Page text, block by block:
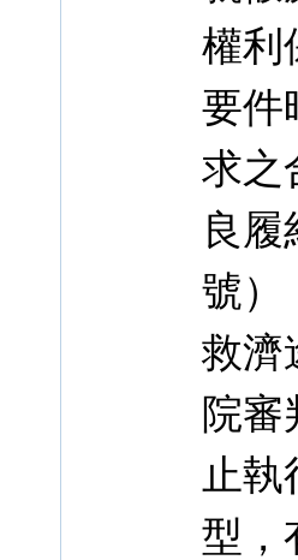
權利
要件
求之
良
號）
救濟
院審
止
型，